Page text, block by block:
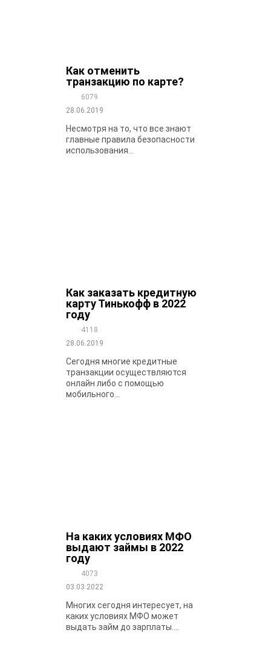
Как отменить
транзакцию по карте?
6079
28.06.2019
Несмотря на то, что все знают
главные правила безопасности
использования...
Как заказать кредитную
карту Тинькофф в 2022
году
4118
28.06.2019
Сегодня многие кредитные
транзакции осуществляются
онлайн либо с помощью
мобильного...
На каких условиях МФО
выдают займы в 2022
году
4073
03.03.2022
Многих сегодня интересует, на
каких условиях МФО может
выдать займ до зарплаты....